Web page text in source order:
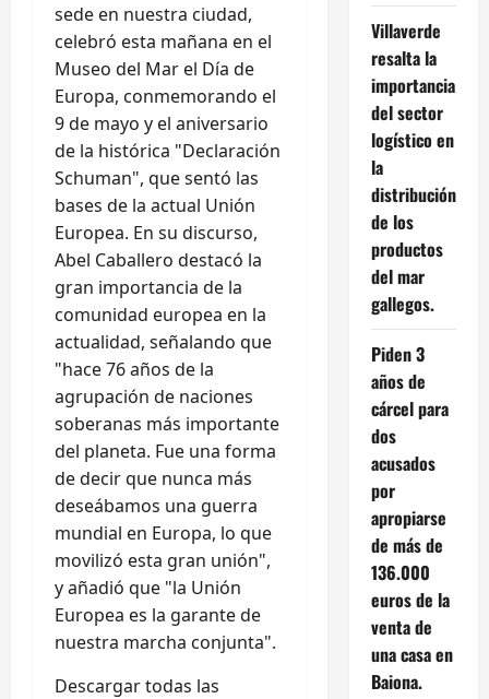
sede en nuestra ciudad,
celebró esta mañana en el
Museo del Mar el Día de
Europa, conmemorando el
9 de mayo y el aniversario
de la histórica "Declaración
Schuman", que sentó las
bases de la actual Unión
Europea. En su discurso,
Abel Caballero destacó la
gran importancia de la
comunidad europea en la
actualidad, señalando que
"hace 76 años de la
agrupación de naciones
soberanas más importante
del planeta. Fue una forma
de decir que nunca más
deseábamos una guerra
mundial en Europa, lo que
movilizó esta gran unión",
y añadió que "la Unión
Europea es la garante de
nuestra marcha conjunta".
Descargar todas las
Villaverde
resalta la
importancia
del sector
logístico en
la
distribución
de los
productos
del mar
gallegos.
Piden 3
años de
cárcel para
dos
acusados
por
apropiarse
de más de
136.000
euros de la
venta de
una casa en
Baiona.